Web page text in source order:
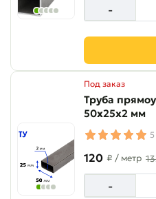
-
Под заказ
Труба
50х25х2 мм
5
120 ₽ / метр
-